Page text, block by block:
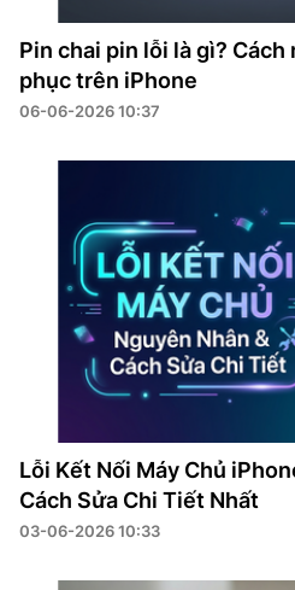
Pin chai pin lỗi là gì?
phục trên iPhone
06-06-2026 10:37
Lỗi Kết Nối Máy Chủ
Cách Sửa Chi Tiết Nhất
03-06-2026 10:33